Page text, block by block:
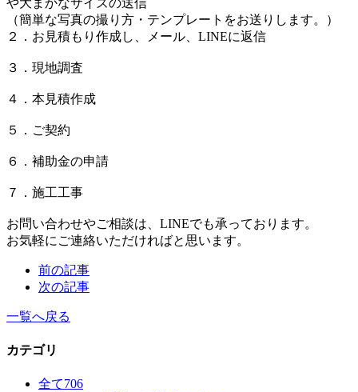
（簡単な写真の撮り方・テンプレートをお送りします。）
２．お見積もり作成し、メール、LINEに返信
３．現地調査
４．本見積作成
５．ご契約
６．補助金の申請
７．施工工事
お問い合わせやご相談は、LINEでも承っております。
お気軽にご連絡いただければと思います。
前の記事
次の記事
一覧へ戻る
カテゴリ
全て706